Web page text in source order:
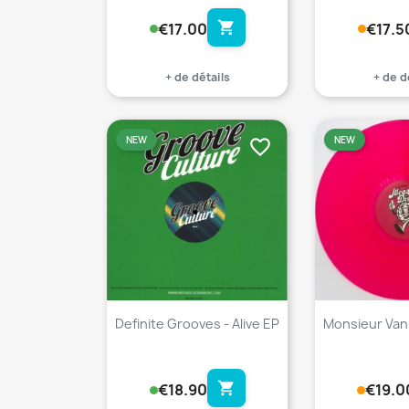
€17.00 shopping_cart
+ de détails + de
Definite Grooves - Alive EP
€18.90 shopping_cart
NEW favorite_border
Monsieur
NEW